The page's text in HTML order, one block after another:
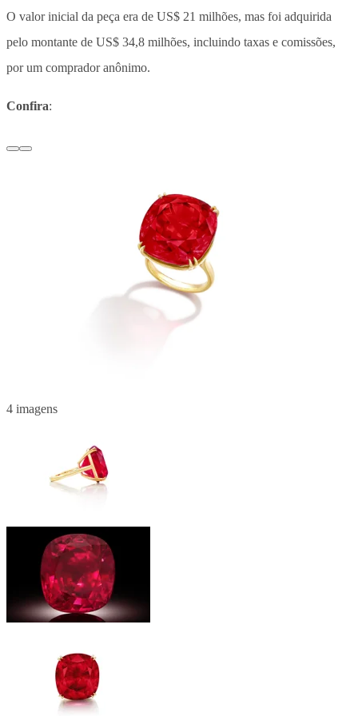
O valor inicial da peça era de US$ 21 milhões, mas foi adquirida
pelo montante de US$ 34,8 milhões, incluindo taxas e comissões,
por um comprador anônimo.
Confira:
4 imagens